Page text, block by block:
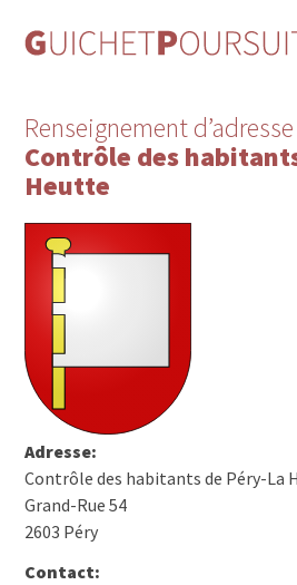
Renseignement
Contrôle des
Heutte
Adresse:
Contrôle des habitants de Péry-La
Grand-Rue 54
2603 Péry
Contact: